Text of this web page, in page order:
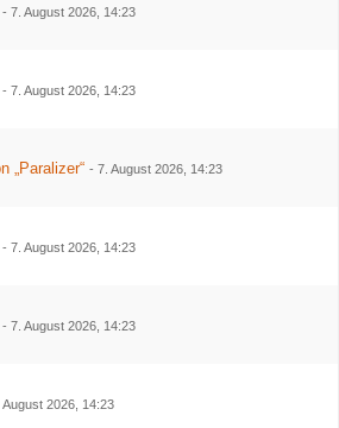
- 7. August 2026, 14:23
- 7. August 2026, 14:23
„Paralizer“ - 7. August 2026, 14:23
- 7. August 2026, 14:23
- 7. August 2026, 14:23
August 2026, 14:23